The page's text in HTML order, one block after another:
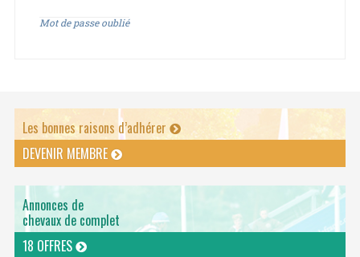
Mot de passe oublié
Les bonnes raisons d’adhérer
DEVENIR MEMBRE
Annonces de
chevaux de complet
18 OFFRES